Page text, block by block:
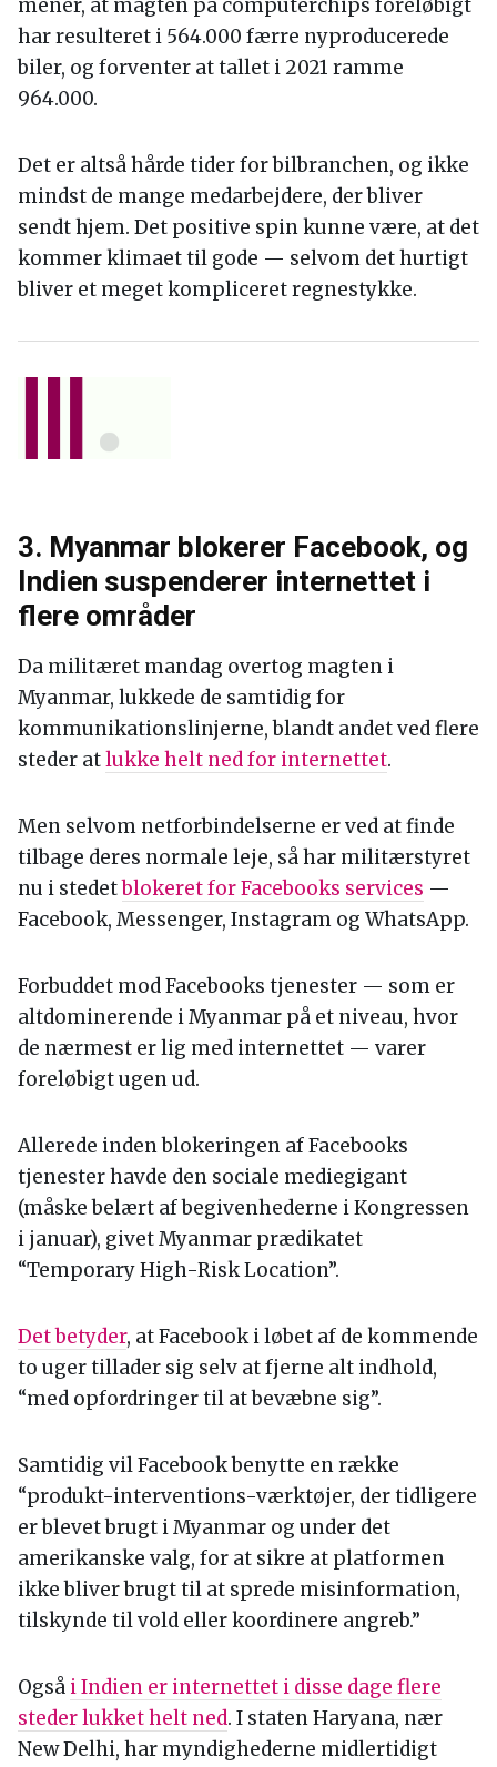
mener, at magten på computerchips foreløbigt
har resulteret i 564.000 færre nyproducerede
biler, og forventer at tallet i 2021 ramme
964.000.
Det er altså hårde tider for bilbranchen, og ikke
mindst de mange medarbejdere, der bliver
sendt hjem. Det positive spin kunne være, at det
kommer klimaet til gode — selvom det hurtigt
bliver et meget kompliceret regnestykke.
3. Myanmar blokerer Facebook, og
Indien suspenderer internettet i
flere områder
Da militæret mandag overtog magten i
Myanmar, lukkede de samtidig for
kommunikationslinjerne, blandt andet ved flere
steder atlukke helt ned for internettet.
Men selvom netforbindelserne er ved at finde
tilbage deres normale leje, så har militærstyret
nu i stedetblokeret for Facebooks services —
Facebook, Messenger, Instagram og WhatsApp.
Forbuddet mod Facebooks tjenester — som er
altdominerende i Myanmar på et niveau, hvor
de nærmest er lig med internettet — varer
foreløbigt ugen ud.
Allerede inden blokeringen af Facebooks
tjenester havde den sociale mediegigant
(måske belært af begivenhederne i Kongressen
i januar), givet Myanmar prædikatet
“Temporary High-Risk Location”.
Det betyder, at Facebook i løbet af de kommende
to uger tillader sig selv at fjerne alt indhold,
“med opfordringer til at bevæbne sig”.
Samtidig vil Facebook benytte en række
“produkt-interventions-værktøjer, der tidligere
er blevet brugt i Myanmar og under det
amerikanske valg, for at sikre at platformen
ikke bliver brugt til at sprede misinformation,
tilskynde til vold eller koordinere angreb.”
Også i Indien er internettet i disse dage flere
steder lukket helt ned. I staten Haryana, nær
New Delhi, har myndighederne midlertidigt